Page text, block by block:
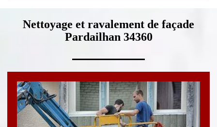
Nettoyage et ravalement de façade
Pardailhan 34360